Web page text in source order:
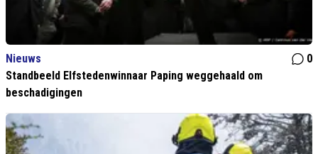
Nieuws
0
Standbeeld Elfstedenwinnaar Paping weggehaald om
beschadigingen